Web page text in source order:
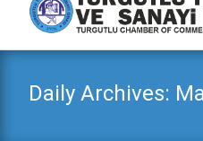
Daily Archives: